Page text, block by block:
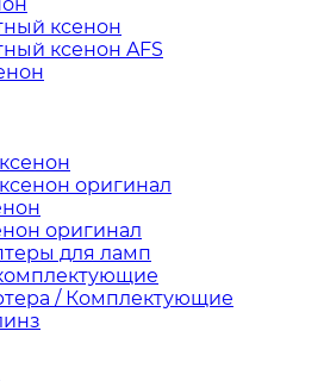
ксенон
ксенон AFS
оригинал
оригинал
для ламп
/ Комплектующие